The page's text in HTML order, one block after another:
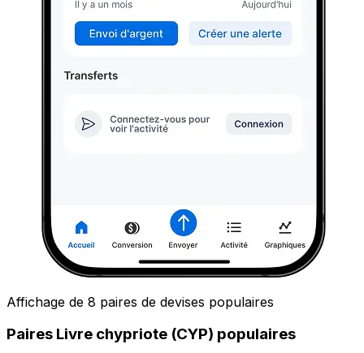
Affichage de 8 paires de devises populaires
Paires Livre chypriote (CYP) populaires